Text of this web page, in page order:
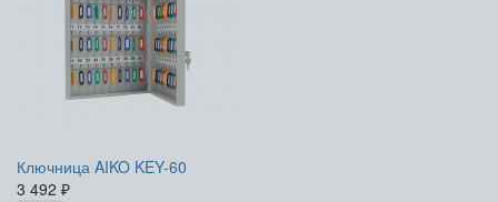
Ключница AIKO KEY-60
3 492 ₽